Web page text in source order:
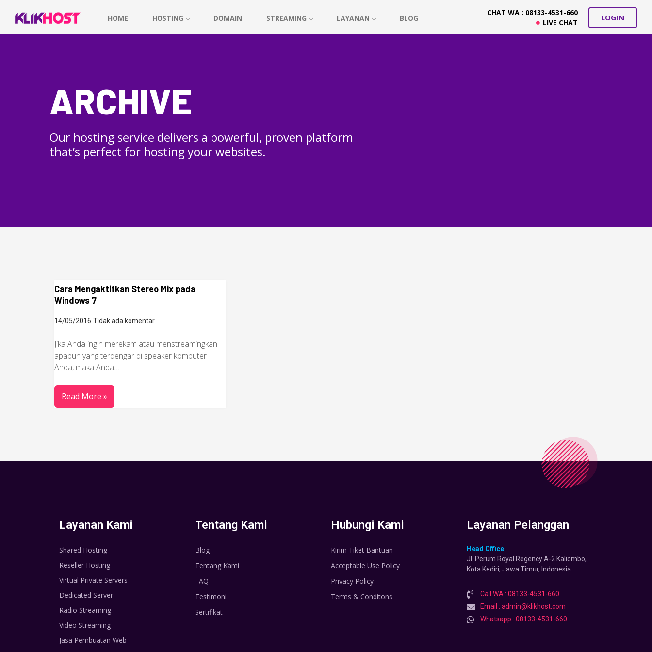
HOME HOSTING DOMAIN STREAMING LAYANAN BLOG
CHAT WA : 08133-4531-660
LIVE CHAT
LOGIN
ARCHIVE
Our hosting service delivers a powerful, proven platform
that’s perfect for hosting your websites.
Cara Mengaktifkan Stereo Mix pada
Windows 7
14/05/2016 Tidak ada komentar
Jika Anda ingin merekam atau menstreamingkan
apapun yang terdengar di speaker komputer
Anda, maka Anda…
Read More »
Layanan Kami
Shared Hosting
Reseller Hosting
Virtual Private Servers
Dedicated Server
Radio Streaming
Video Streaming
Jasa Pembuatan Web
Tentang Kami
Blog
Tentang Kami
FAQ
Testimoni
Sertifikat
Hubungi Kami
Kirim Tiket Bantuan
Acceptable Use Policy
Privacy Policy
Terms & Conditons
Layanan Pelanggan
Head Office
Jl. Perum Royal Regency A-2 Kaliombo,
Kota Kediri, Jawa Timur, Indonesia
Call WA : 08133-4531-660
Email : admin@klikhost.com
Whatsapp : 08133-4531-660